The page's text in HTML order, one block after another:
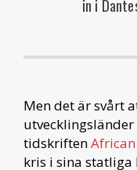
in i
Men det är svårt
tidskriften
kris i sina statliga